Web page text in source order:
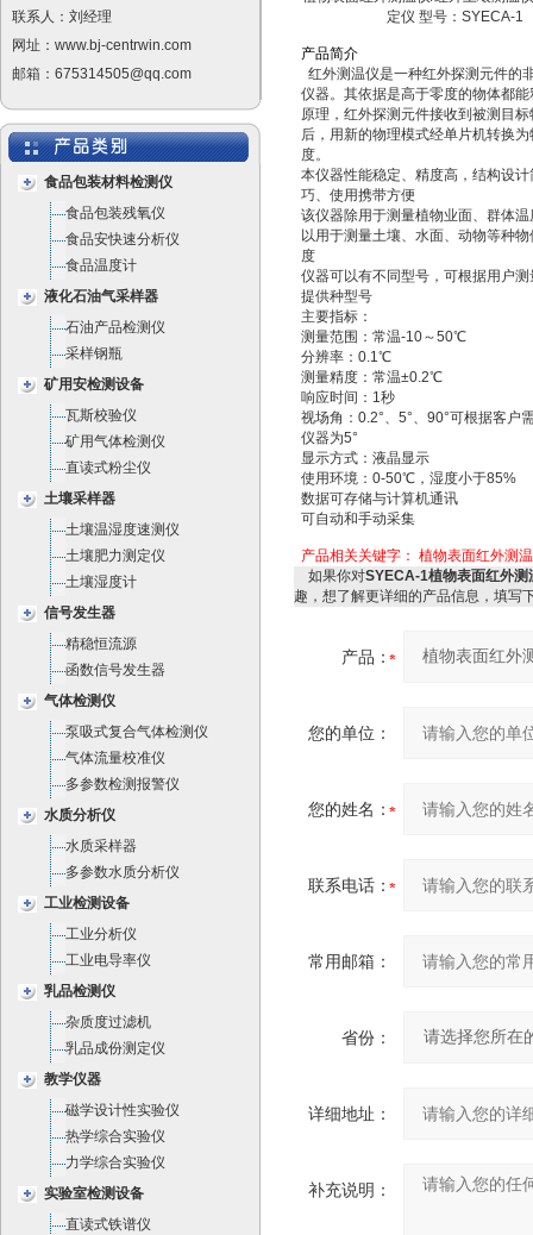
联系人：刘经理
网址：www.bj-centrwin.com
邮箱：675314505@qq.com
食品包装材料检测仪
食品包装残氧仪
食品安快速分析仪
食品温度计
液化石油气采样器
石油产品检测仪
采样钢瓶
矿用安检测设备
瓦斯校验仪
矿用气体检测仪
直读式粉尘仪
土壤采样器
土壤温湿度速测仪
土壤肥力测定仪
土壤湿度计
信号发生器
精稳恒流源
函数信号发生器
气体检测仪
泵吸式复合气体检测仪
气体流量校准仪
多参数检测报警仪
水质分析仪
水质采样器
多参数水质分析仪
工业检测设备
工业分析仪
工业电导率仪
乳品检测仪
杂质度过滤机
乳品成份测定仪
教学仪器
磁学设计性实验仪
热学综合实验仪
力学综合实验仪
实验室检测设备
直读式铁谱仪
定仪 型号：SYECA-1
产品简介
红外测温仪是一种红外探测元件的
仪器。其依据是高于零度的物体都能
原理，红外探测元件接收到被测目
后，用新的物理模式经单片机转换为
度。
本仪器性能稳定、精度高，结构设计
巧、使用携带方便
该仪器除用于测量植物业面、群体温
以用于测量土壤、水面、动物等种
度
仪器可以有不同型号，可根据用户测
提供种型号
主要指标：
测量范围：常温-10～50℃
分辨率：0.1℃
测量精度：常温±0.2℃
响应时间：1秒
视场角：0.2°、5°、90°可根据客户
仪器为5°
显示方式：液晶显示
使用环境：0-50℃，湿度小于85%
数据可存储与计算机通讯
可自动和手动采集
产品相关关键字： 植物表面红外测
如果你对SYECA-1植物表面红外
趣，想了解更详细的产品信息，填写
产品：
您的单位：
您的姓名：
联系电话：
常用邮箱：
省份：
详细地址：
补充说明：